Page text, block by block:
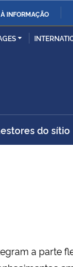
INFORMAÇÃO
da
do sítio
a parte